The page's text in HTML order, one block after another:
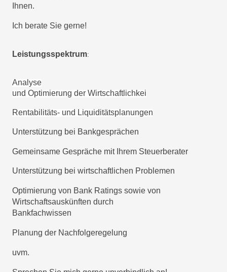
Ihnen.
Ich berate Sie gerne!
Leistungsspektrum:
Analyse
und Optimierung der Wirtschaftlichkei
Rentabilitäts- und Liquiditätsplanungen
Unterstützung bei Bankgesprächen
Gemeinsame Gespräche mit Ihrem Steuerberater
Unterstützung bei wirtschaftlichen Problemen
Optimierung von Bank Ratings sowie von
Wirtschaftsauskünften durch
Bankfachwissen
Planung der Nachfolgeregelung
uvm.